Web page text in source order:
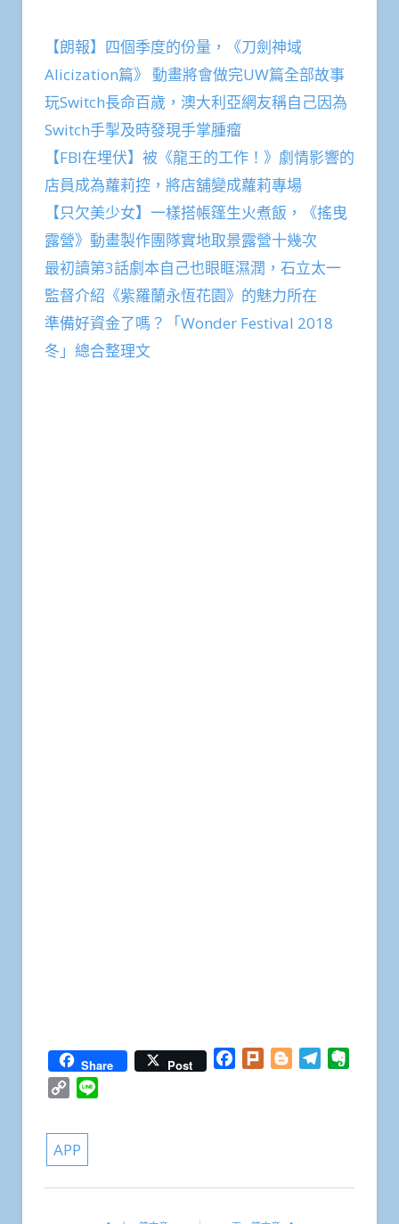
【朗報】四個季度的份量，《刀劍神域
Alicization篇》 動畫將會做完UW篇全部故事
玩Switch長命百歲，澳大利亞網友稱自己因為
Switch手掣及時發現手掌腫瘤
【FBI在埋伏】被《龍王的工作！》劇情影響的
店員成為蘿莉控，將店舖變成蘿莉專場
【只欠美少女】一樣搭帳篷生火煮飯，《搖曳
露營》動畫製作團隊實地取景露營十幾次
最初讀第3話劇本自己也眼眶濕潤，石立太一
監督介紹《紫羅蘭永恆花園》的魅力所在
準備好資金了嗎？「Wonder Festival 2018
冬」總合整理文
Share Post Facebook
Plurk BloggerTelegram
Copy
APP